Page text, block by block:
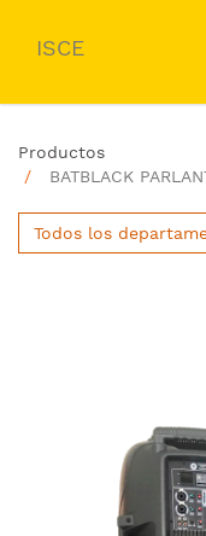
ISCE
Productos
BATBLACK
Todos los